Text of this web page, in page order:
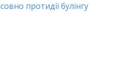
протидії булінгу